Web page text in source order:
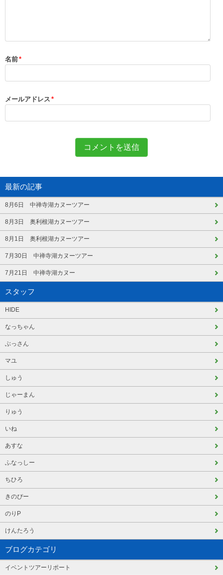
名前*
メールアドレス *
最新の記事
8月6日 中禅寺湖カヌーツアー
8月3日 奥利根湖カヌーツアー
8月1日 奥利根湖カヌーツアー
7月30日 中禅寺湖カヌーツアー
7月21日 中禅寺湖カヌー
スタッフ
HIDE
なっちゃん
ぶっさん
マユ
しゅう
じゃーまん
りゅう
いね
あすな
ふなっしー
ちひろ
きのぴー
のりP
けんたろう
ブログカテゴリ
イベントツアーリポート